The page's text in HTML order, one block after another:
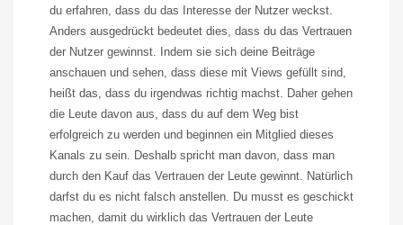
du erfahren, dass du das Interesse der Nutzer weckst.
Anders ausgedrückt bedeutet dies, dass du das Vertrauen
der Nutzer gewinnst. Indem sie sich deine Beiträge
anschauen und sehen, dass diese mit Views gefüllt sind,
heißt das, dass du irgendwas richtig machst. Daher gehen
die Leute davon aus, dass du auf dem Weg bist
erfolgreich zu werden und beginnen ein Mitglied dieses
Kanals zu sein. Deshalb spricht man davon, dass man
durch den Kauf das Vertrauen der Leute gewinnt. Natürlich
darfst du es nicht falsch anstellen. Du musst es geschickt
machen, damit du wirklich das Vertrauen der Leute